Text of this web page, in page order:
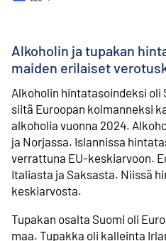
Alkoholin ja tupakan
maiden erilaiset
Alkoholin hintatasoindeksi oli
siitä Euroopan kolmanneksi
alkoholia vuonna 2024.
ja Norjassa. Islannissa
verrattuna EU-keskiarvoon.
Italiasta ja Saksasta. Niissä
keskiarvosta.
Tupakan osalta Suomi oli
maa. Tupakka oli kalleinta